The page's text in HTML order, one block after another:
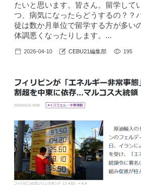
たいと思います。皆さん。留学して
つ、病気になったらどうするの？？
徒は数か月単位で留学する方が多い
体調悪くなったりします。...
2026-04-10 CEBU21編集部 195